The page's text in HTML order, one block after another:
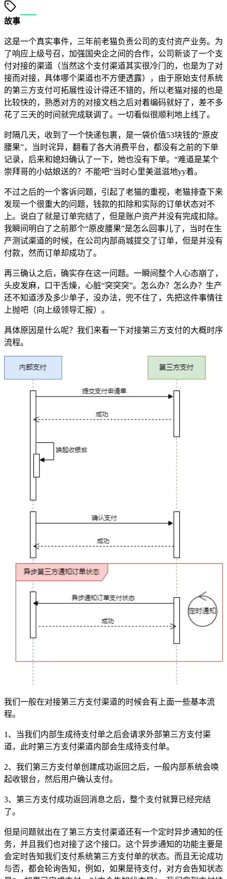
故事
这是一个真实事件，三年前老猫负责公司的支付资产业务。为
了响应上级号召，加强国央企之间的合作，公司新谈了一个支
付对接的渠道（当然这个支付渠道其实很冷门的，也是为了对
接而对接，具体哪个渠道也不方便透露），由于原始支付系统
的第三方支付可拓展性设计得还不错的，所以老猫对接的也是
比较快的，熟悉对方的对接文档之后对着编码就好了，差不多
花了三天的时间就完成联调了。一切看似很顺利地上线了。
时隔几天，收到了一个快递包裹，是一袋价值53块钱的“原皮
腰果”，当时诧异，翻看了各大消费平台，都没有之前的下单
记录，后来和媳妇确认了一下，她也没有下单。“难道是某个
崇拜哥的小姑娘送的？不能吧”当时心里美滋滋地yy着。
不过之后的一个客诉问题，引起了老猫的重视，老猫排查下来
发现一个很重大的问题，钱款的扣除和实际的订单状态对不
上。说白了就是订单完结了，但是账户资产并没有完成扣除。
我瞬间明白了之前那个“原皮腰果”是怎么回事儿了，当时在生
产测试渠道的时候，在公司内部商城提交了订单，但是并没有
付款，然而订单却成功了。
再三确认之后，确实存在这一问题。一瞬间整个人心态崩了，
头皮发麻，口干舌燥，心脏“突突突”。怎么办？怎么办？生产
还不知道涉及多少单子，没办法，兜不住了，先把这件事情往
上抛吧（向上级领导汇报）。
具体原因是什么呢？我们来看一下对接第三方支付的大概时序
流程。
我们一般在对接第三方支付渠道的时候会有上面一些基本流
程。
1、当我们内部生成待支付单之后会请求外部第三方支付渠
道，此时第三方支付渠道内部会生成待支付单。
2、我们第三方支付单创建成功返回之后，一般内部系统会唤
起收银台，然后用户确认支付。
3、第三方支付成功返回消息之后，整个支付就算已经完结
了。
但是问题就出在了第三方支付渠道还有一个定时异步通知的任
务，并且我们也对接了这个接口。这个异步通知的功能主要是
会定时告知我们支付系统第三方支付单的状态。而且无论成功
与否，都会轮询告知，例如，如果是待支付，对方会告知状态